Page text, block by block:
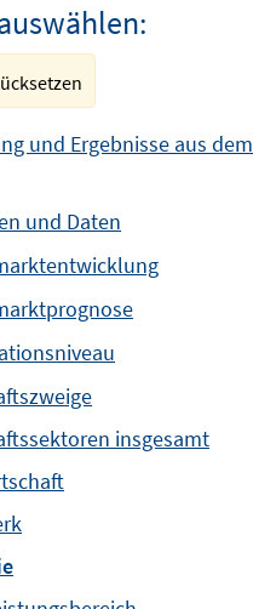
und Ergebnisse aus dem
und Daten
insgesamt